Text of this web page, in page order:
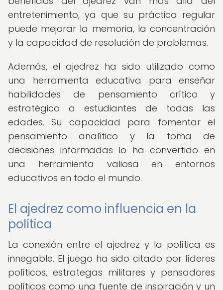
entretenimiento, ya que su práctica regular
puede mejorar la memoria, la concentración
y la capacidad de resolución de problemas.
Además, el ajedrez ha sido utilizado como
una herramienta educativa para enseñar
habilidades de pensamiento crítico y
estratégico a estudiantes de todas las
edades. Su capacidad para fomentar el
pensamiento analítico y la toma de
decisiones informadas lo ha convertido en
una herramienta valiosa en entornos
educativos en todo el mundo.
El ajedrez como influencia en la
política
La conexión entre el ajedrez y la política es
innegable. El juego ha sido citado por líderes
políticos, estrategas militares y pensadores
políticos como una fuente de inspiración y un